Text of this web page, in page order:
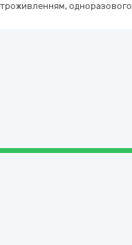
одноразового